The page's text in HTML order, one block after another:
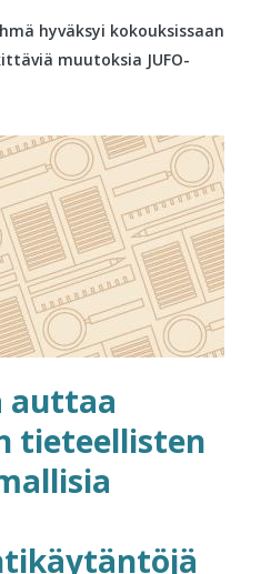
hyväksyi kokouksissaan
muutoksia JUFO-
auttaa
tieteellisten